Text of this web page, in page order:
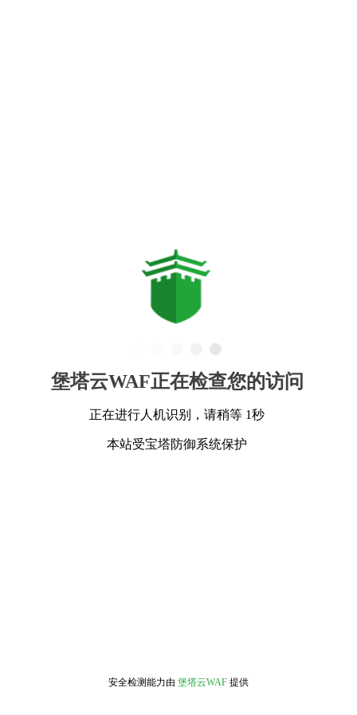
堡塔云WAF正在检查您的访问
正在进行人机识别，请稍等 1秒
本站受宝塔防御系统保护
安全检测能力由 堡塔云WAF 提供